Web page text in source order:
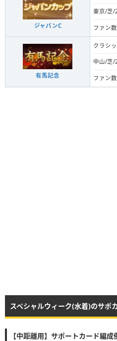
ジャパンC
東京/芝/
ファン
有馬記念
クラシ
中山/芝/
ファン
スペシャルウィーク(水着)のサポ
【中距離用】サポートカード編成